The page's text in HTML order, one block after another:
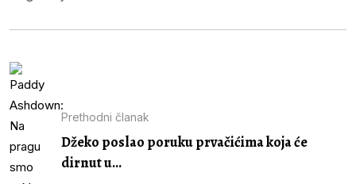
Prethodni članak
Džeko poslao poruku prvačićima koja će
dirnut u...